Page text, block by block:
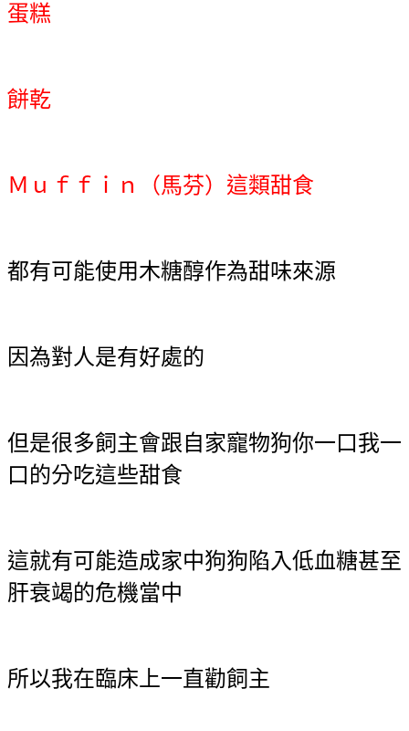
蛋糕
餅乾
Ｍｕｆｆｉｎ（馬芬）這類甜食
都有可能使用木糖醇作為甜味來源
因為對人是有好處的
但是很多飼主會跟自家寵物狗你一口我一
口的分吃這些甜食
這就有可能造成家中狗狗陷入低血糖甚至
肝衰竭的危機當中
所以我在臨床上一直勸飼主